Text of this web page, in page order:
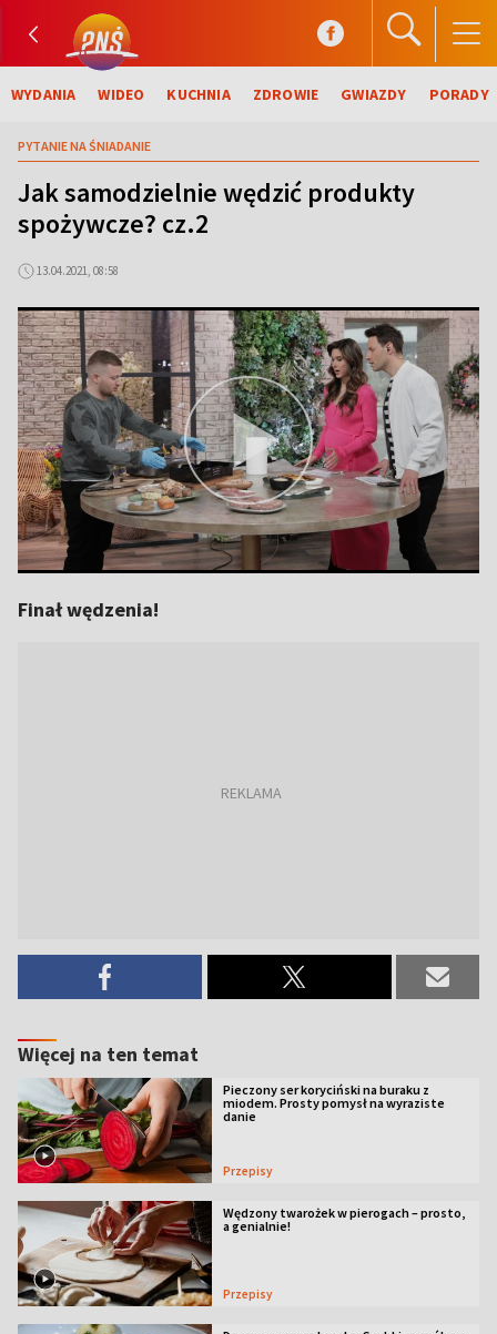
WYDANIA WIDEO KUCHNIA ZDROWIE GWIAZDY PORADY
PYTANIE NA ŚNIADANIE
Jak samodzielnie wędzić produkty
spożywcze? cz.2
13.04.2021, 08:58
Finał wędzenia!
Więcej na ten temat
Pieczony ser koryciński na buraku z
miodem. Prosty pomysł na wyraziste
danie
Przepisy
Wędzony twarożek w pierogach – prosto,
a genialnie!
Przepisy